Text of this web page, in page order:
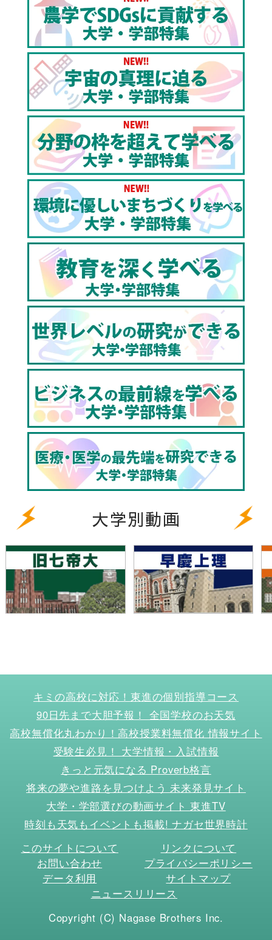
大学別動画
キミの高校に対応！東進の個別指導コース
90日先まで大胆予報！ 全国学校のお天気
高校無償化丸わかり！高校授業料無償化 情報サイト
受験生必見！ 大学情報・入試情報
きっと元気になる Proverb格言
将来の夢や進路を見つけよう 未来発見サイト
大学・学部選びの動画サイト 東進TV
時刻も天気もイベントも掲載! ナガセ世界時計
このサイトについて
リンクについて
お問い合わせ
プライバシーポリシー
データ利用
サイトマップ
ニュースリリース
Copyright (C) Nagase Brothers Inc.